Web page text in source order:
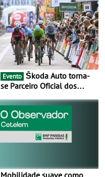
Evento
se Parceiro Oficial dos
BTT e Gravel da UCI - Para
os anos de 2025 e 2026